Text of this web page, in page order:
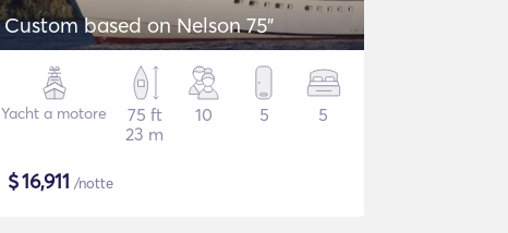
Custom based on Nelson 75"
Yacht a motore
75 ft
23 m
10 5 5
$16,911 /notte